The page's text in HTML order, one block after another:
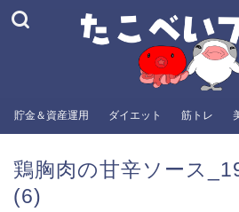
貯金＆資産運用 ダイエット 筋トレ
鶏胸肉の甘辛ソース
(6)